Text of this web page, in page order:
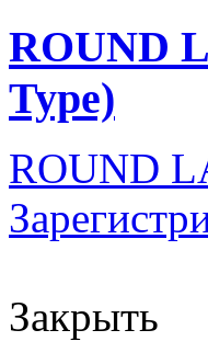
ROUND
Type)
ROUND
Закрыть